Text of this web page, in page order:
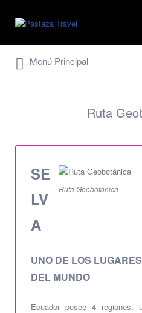
por:
Menú Principal
Ruta
Ruta Geobotánica
SE
LV
A
UNO DE LOS
DEL MUNDO
Ecuador posee 4